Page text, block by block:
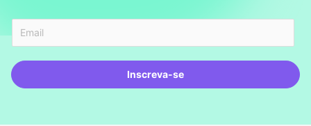
Inscreva-se